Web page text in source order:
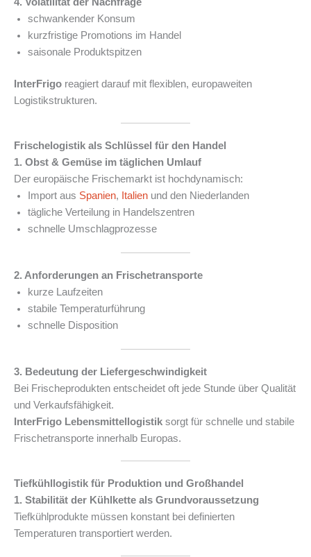
4. Volatilität der Nachfrage
schwankender Konsum
kurzfristige Promotions im Handel
saisonale Produktspitzen
InterFrigo reagiert darauf mit flexiblen, europaweiten
Logistikstrukturen.
Frischelogistik als Schlüssel für den Handel
1. Obst & Gemüse im täglichen Umlauf
Der europäische Frischemarkt ist hochdynamisch:
Import aus Spanien, Italien und den Niederlanden
tägliche Verteilung in Handelszentren
schnelle Umschlagprozesse
2. Anforderungen an Frischetransporte
kurze Laufzeiten
stabile Temperaturführung
schnelle Disposition
3. Bedeutung der Liefergeschwindigkeit
Bei Frischeprodukten entscheidet oft jede Stunde über Qualität
und Verkaufsfähigkeit.
InterFrigo Lebensmittellogistik sorgt für schnelle und stabile
Frischetransporte innerhalb Europas.
Tiefkühllogistik für Produktion und Großhandel
1. Stabilität der Kühlkette als Grundvoraussetzung
Tiefkühlprodukte müssen konstant bei definierten
Temperaturen transportiert werden.